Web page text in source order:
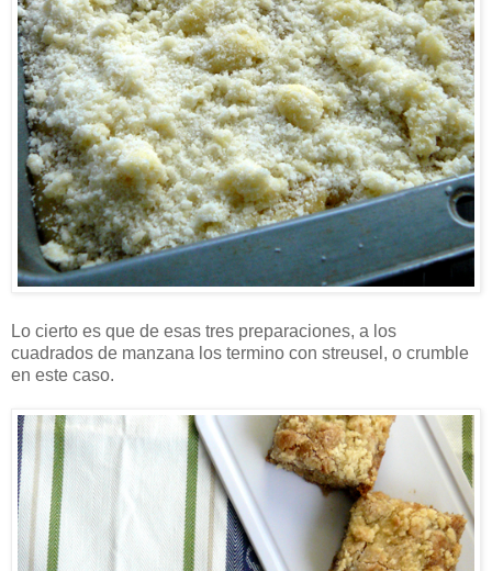
Lo cierto es que de esas tres preparaciones, a los
cuadrados de manzana los termino con streusel, o crumble
en este caso.